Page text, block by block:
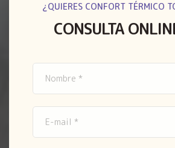
¿QUIERES CONFORT TÉRMICO
CONSULTA